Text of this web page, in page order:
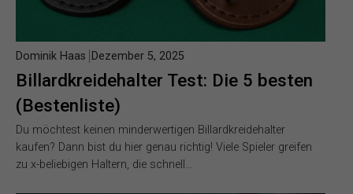
Billardkreidehalter Test: Die 5 besten
(Bestenliste)
Dominik Haas Dezember 5, 2025
Du möchtest keinen minderwertigen Billardkreidehalter
kaufen? Dann bist du hier genau richtig! Viele Spieler greifen
zu x-beliebigen Haltern, die schnell…